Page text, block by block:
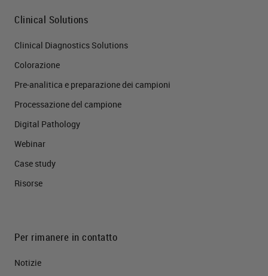
Clinical Solutions
Clinical Diagnostics Solutions
Colorazione
Pre-analitica e preparazione dei campioni
Processazione del campione
Digital Pathology
Webinar
Case study
Risorse
Per rimanere in contatto
Notizie